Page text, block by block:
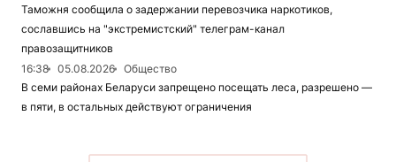
Таможня сообщила о задержании перевозчика наркотиков,
сославшись на "экстремистский" телеграм-канал
правозащитников
16:38
05.08.2026
Общество
В семи районах Беларуси запрещено посещать леса, разрешено —
в пяти, в остальных действуют ограничения